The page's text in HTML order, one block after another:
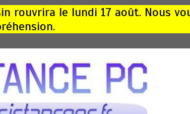
rouvrira le lundi 17 août. Nous